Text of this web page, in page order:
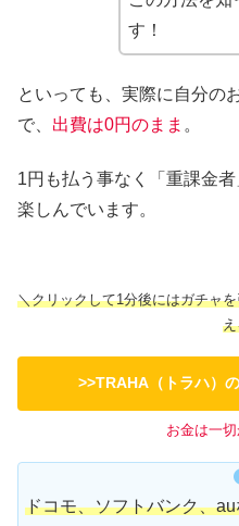
す！
といっても、実際に自分の
で、 出費は0円のまま 。
1円も払う事なく「重課金
楽しんでいます。
＼クリックして1分後にはガチャ
>>TRAHA（トラハ）
お金は一
ドコモ、ソフトバンク、